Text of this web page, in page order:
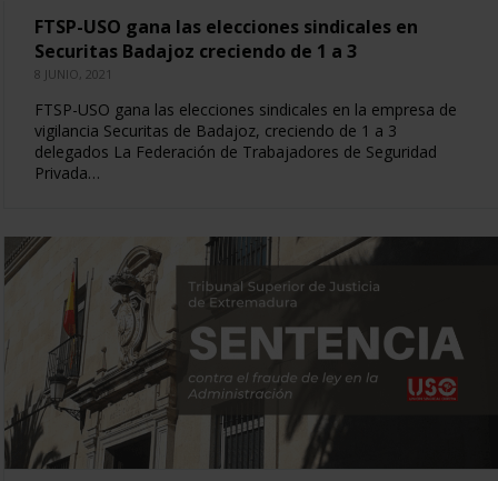
FTSP-USO gana las elecciones sindicales en
Securitas Badajoz creciendo de 1 a 3
8 JUNIO, 2021
FTSP-USO gana las elecciones sindicales en la empresa de
vigilancia Securitas de Badajoz, creciendo de 1 a 3
delegados La Federación de Trabajadores de Seguridad
Privada…